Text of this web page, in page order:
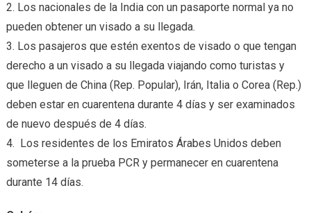
2. Los nacionales de la India con un pasaporte normal ya no
pueden obtener un visado a su llegada.
3. Los pasajeros que estén exentos de visado o que tengan
derecho a un visado a su llegada viajando como turistas y
que lleguen de China (Rep. Popular), Irán, Italia o Corea (Rep.)
deben estar en cuarentena durante 4 días y ser examinados
de nuevo después de 4 días.
4. Los residentes de los Emiratos Árabes Unidos deben
someterse a la prueba PCR y permanecer en cuarentena
durante 14 días.